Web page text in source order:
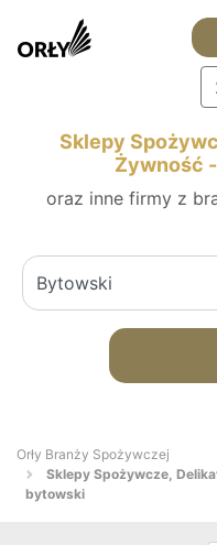
Sklepy
Żywność
oraz inne firmy z
Orły Branży Spożywczej
Sklepy Spożywcze,
bytowski